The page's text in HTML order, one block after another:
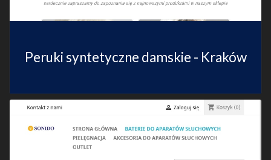
Peruki syntetyczne damskie - Kraków